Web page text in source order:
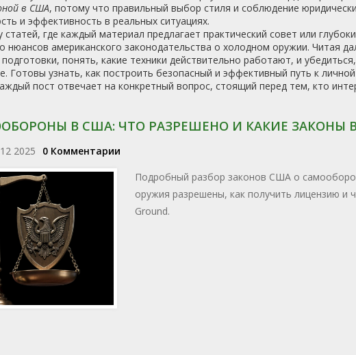
в США, потому что правильный выбор стиля и соблюдение
и эффективность в реальных ситуациях.
где каждый материал предлагает практический совет или
нюансов американского законодательства о холодном оружии. Читая
понять, какие техники действительно работают, и
Готовы узнать, как построить безопасный и эффективный путь к
пост отвечает на конкретный вопрос, стоящий перед тем, кто
В США: ЧТО РАЗРЕШЕНО И КАКИЕ ЗАКОНЫ
2025
0 Комментарии
Подробный разбор законов США о
оружия разрешены, как получить лицензию и
Ground.